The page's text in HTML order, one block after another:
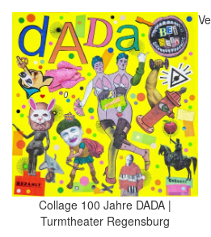
Collage 100 Jahre DADA |
Turmtheater Regensburg